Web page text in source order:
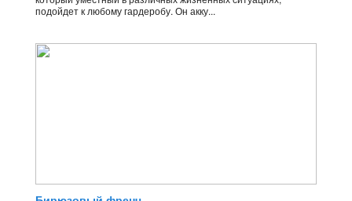
подойдет к любому гардеробу. Он акку...